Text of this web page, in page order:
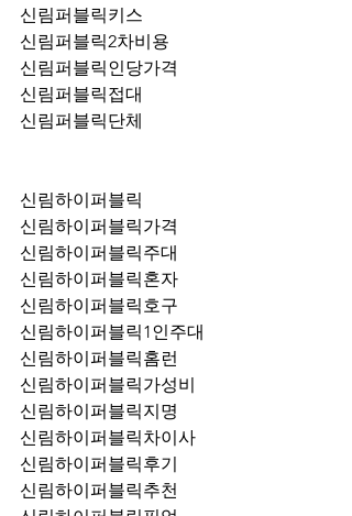
신림퍼블릭키스
신림퍼블릭2차비용
신림퍼블릭인당가격
신림퍼블릭접대
신림퍼블릭단체
신림하이퍼블릭
신림하이퍼블릭가격
신림하이퍼블릭주대
신림하이퍼블릭혼자
신림하이퍼블릭호구
신림하이퍼블릭1인주대
신림하이퍼블릭홈런
신림하이퍼블릭가성비
신림하이퍼블릭지명
신림하이퍼블릭차이사
신림하이퍼블릭후기
신림하이퍼블릭추천